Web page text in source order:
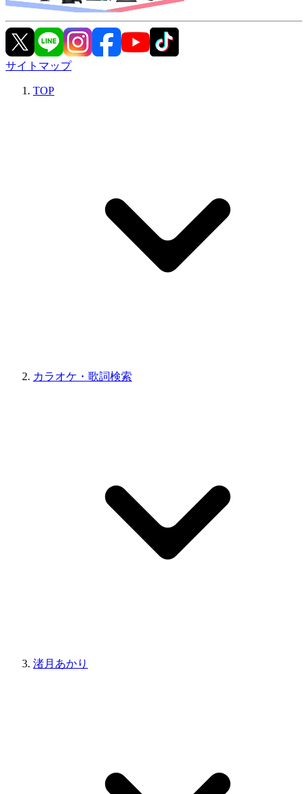
サイトマップ
TOP
カラオケ・歌詞検索
渚月あかり